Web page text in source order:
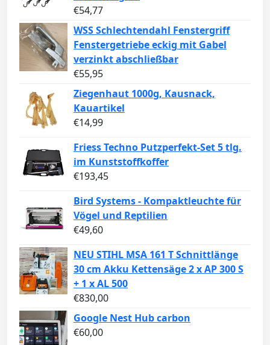
€54,77
WSS Schlechtendahl Fenstergriff
Fenstergetriebe eckig mit Gabel
verzinkt abschließbar
€55,95
Ziegenhaut 1000g, Kausnack,
Kauartikel
€14,99
Friess Techno Putzperfekt-Set 5 tlg.
im Kunststoffkoffer
€193,45
Bird Systems - Kompaktleuchte für
Vögel und Reptilien
€49,60
NEU STIHL MSA 161 T Schnittlänge
30 cm Akku Kettensäge 2 x AP 300 S
+ 1 x AL 500
€830,00
Google Nest Hub carbon
€60,00